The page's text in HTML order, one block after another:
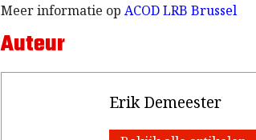
Meer informatie opACOD LRB Brussel
Auteur
Erik Demeester